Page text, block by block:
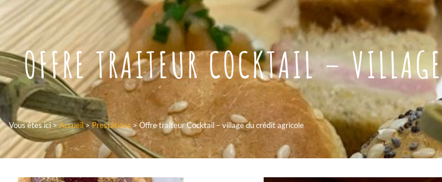
OFFRE TRAITEUR COCKTAIL –
Vous êtes ici >Accueil> Prestations>Offre traiteur Cocktail – village du crédit agricole